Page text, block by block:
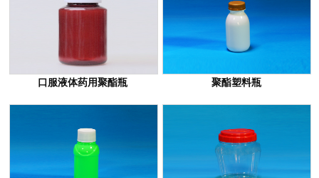
口服液体药用聚酯瓶 聚酯塑料瓶